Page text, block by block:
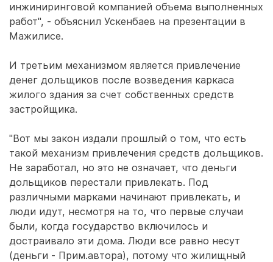
инжиниринговой компанией объема выполненных
работ", - объяснил Ускенбаев на презентации в
Мажилисе.
И третьим механизмом является привлечение
денег дольщиков после возведения каркаса
жилого здания за счет собственных средств
застройщика.
"Вот мы закон издали прошлый о том, что есть
такой механизм привлечения средств дольщиков.
Не заработал, но это не означает, что деньги
дольщиков перестали привлекать. Под
различными марками начинают привлекать, и
люди идут, несмотря на то, что первые случаи
были, когда государство включилось и
достраивало эти дома. Люди все равно несут
(деньги - Прим.автора), потому что жилищный